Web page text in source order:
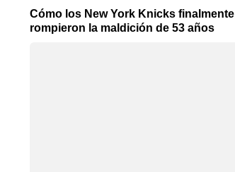
Cómo los New York Knicks finalmente
rompieron la maldición de 53 años